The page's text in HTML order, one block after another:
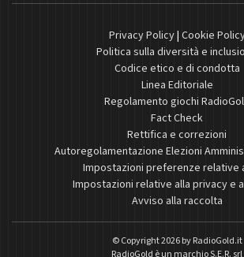
Privacy Policy| Cookie
Politica sulla diversità e
Codice etico e di condotta
Linea Editoriale
Regolamento giochi
Fact Check
Rettifica e correzioni
Autoregolamentazione Elezioni
Impostazioni preferenze relative
Impostazioni relative alla privacy e
Avviso alla raccolta
© Copyright 2026 byRadioGold.it
RadioGold è un marchio S.E.R. srl